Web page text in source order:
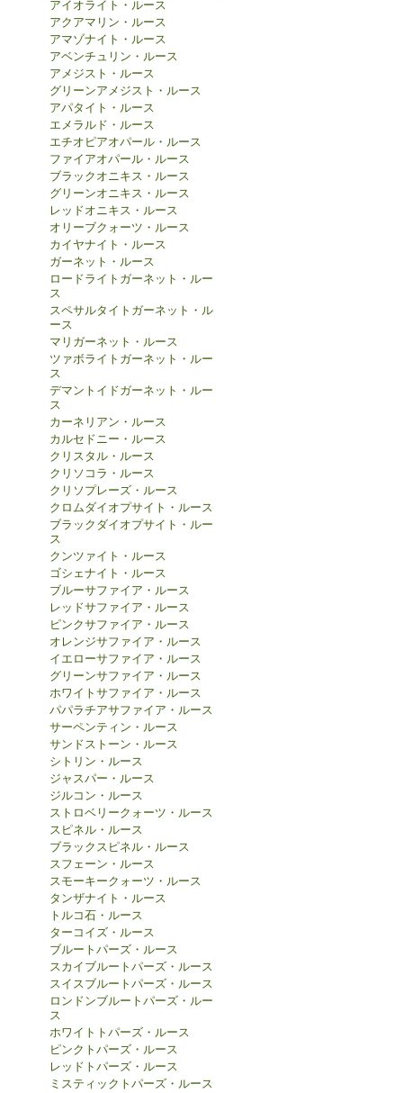
アイオライト・ルース
アクアマリン・ルース
アマゾナイト・ルース
アベンチュリン・ルース
アメジスト・ルース
グリーンアメジスト・ルース
アパタイト・ルース
エメラルド・ルース
エチオピアオパール・ルース
ファイアオパール・ルース
ブラックオニキス・ルース
グリーンオニキス・ルース
レッドオニキス・ルース
オリーブクォーツ・ルース
カイヤナイト・ルース
ガーネット・ルース
ロードライトガーネット・ルー
ス
スペサルタイトガーネット・ル
ース
マリガーネット・ルース
ツァボライトガーネット・ルー
ス
デマントイドガーネット・ルー
ス
カーネリアン・ルース
カルセドニー・ルース
クリスタル・ルース
クリソコラ・ルース
クリソプレーズ・ルース
クロムダイオプサイト・ルース
ブラックダイオプサイト・ルー
ス
クンツァイト・ルース
ゴシェナイト・ルース
ブルーサファイア・ルース
レッドサファイア・ルース
ピンクサファイア・ルース
オレンジサファイア・ルース
イエローサファイア・ルース
グリーンサファイア・ルース
ホワイトサファイア・ルース
パパラチアサファイア・ルース
サーペンティン・ルース
サンドストーン・ルース
シトリン・ルース
ジャスパー・ルース
ジルコン・ルース
ストロベリークォーツ・ルース
スピネル・ルース
ブラックスピネル・ルース
スフェーン・ルース
スモーキークォーツ・ルース
タンザナイト・ルース
トルコ石・ルース
ターコイズ・ルース
ブルートパーズ・ルース
スカイブルートパーズ・ルース
スイスブルートパーズ・ルース
ロンドンブルートパーズ・ルー
ス
ホワイトトパーズ・ルース
ピンクトパーズ・ルース
レッドトパーズ・ルース
ミスティックトパーズ・ルース